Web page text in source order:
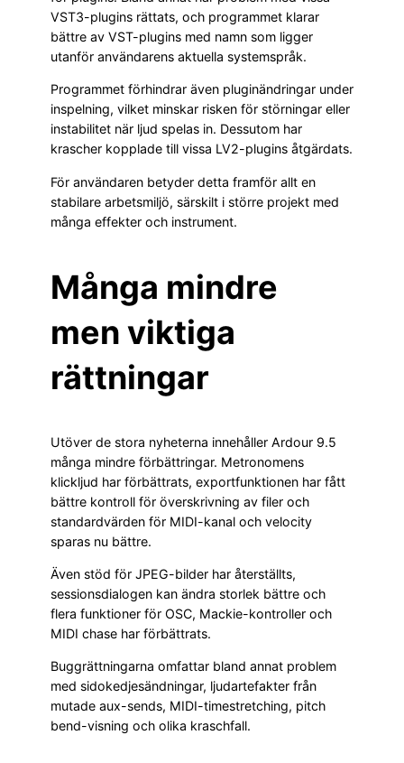
VST3-plugins rättats, och programmet klarar
bättre av VST-plugins med namn som ligger
utanför användarens aktuella systemspråk.
Programmet förhindrar även pluginändringar under
inspelning, vilket minskar risken för störningar eller
instabilitet när ljud spelas in. Dessutom har
krascher kopplade till vissa LV2-plugins åtgärdats.
För användaren betyder detta framför allt en
stabilare arbetsmiljö, särskilt i större projekt med
många effekter och instrument.
Många mindre
men viktiga
rättningar
Utöver de stora nyheterna innehåller Ardour 9.5
många mindre förbättringar. Metronomens
klickljud har förbättrats, exportfunktionen har fått
bättre kontroll för överskrivning av filer och
standardvärden för MIDI-kanal och velocity
sparas nu bättre.
Även stöd för JPEG-bilder har återställts,
sessionsdialogen kan ändra storlek bättre och
flera funktioner för OSC, Mackie-kontroller och
MIDI chase har förbättrats.
Buggrättningarna omfattar bland annat problem
med sidokedjesändningar, ljudartefakter från
mutade aux-sends, MIDI-timestretching, pitch
bend-visning och olika kraschfall.